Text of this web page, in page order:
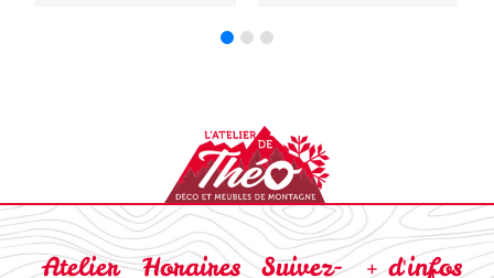
Atelier Horaires Suivez- + d'infos